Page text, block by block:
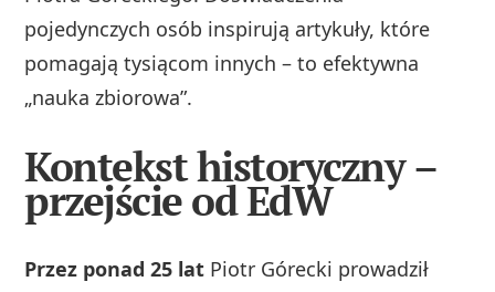
pojedynczych osób inspirują artykuły, które
pomagają tysiącom innych – to efektywna
„nauka zbiorowa”.
Kontekst historyczny –
przejście od EdW
Przez ponad 25 lat Piotr Górecki prowadził